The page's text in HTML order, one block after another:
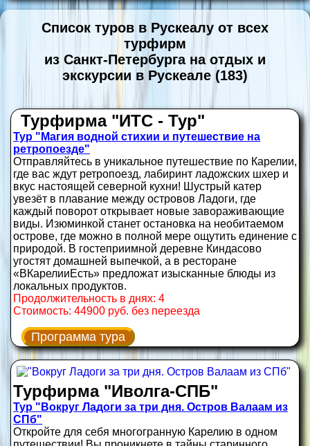
Список туров в Рускеалу от всех
турфирм
из Санкт-Петербурга на отдых и
экскурсии в Рускеале (183)
Турфирма "ИТС - Тур"
Тур "Магия водной стихии и путешествие на
ретропоезде"
Отправляйтесь в уникальное путешествие по Карелии,
где вас ждут ретропоезд, лабиринт ладожских шхер и
вкус настоящей северной кухни! Шустрый катер
увезёт в плавание между островов Ладоги, где
каждый поворот открывает новые завораживающие
виды. Изюминкой станет остановка на необитаемом
острове, где можно в полной мере ощутить единение с
природой. В гостеприимной деревне Киндасово
угостят домашней выпечкой, а в ресторане
«ВКарелииЕсть» предложат изысканные блюды из
локальных продуктов.
Продолжительность в днях: 4
Стоимость: 44900 руб. без переезда
Программа тура
Турфирма "Иволга-СПБ"
Тур "Вокруг Ладоги за три дня. Остров Валаам из
СПб"
Откройте для себя многогранную Карелию в одном